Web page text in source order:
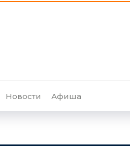
Новости Афиша